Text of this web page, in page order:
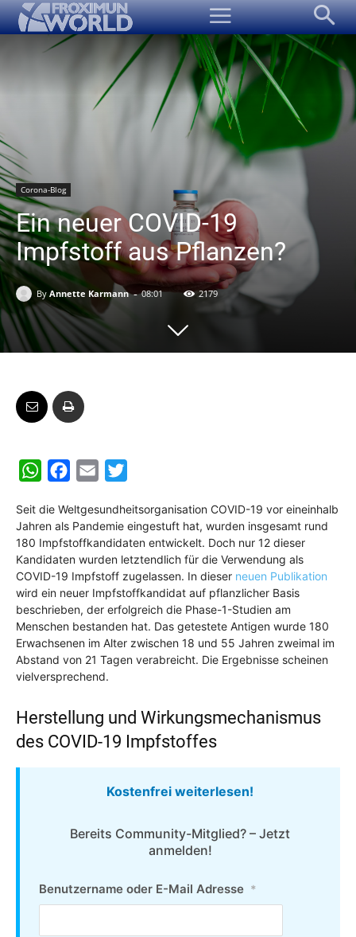
Corona-Blog
Ein neuer COVID-19
Impfstoff aus Pflanzen?
By Annette Karmann - 08:01 2179
W
a
t
s
A
p
p
c
e
b
o
o
k
a
i
l
i
t
t
e
r
Seit die Weltgesundheitsorganisation COVID-19 vor eineinhalb
Jahren als Pandemie eingestuft hat, wurden insgesamt rund
180 Impfstoffkandidaten entwickelt. Doch nur 12 dieser
Kandidaten wurden letztendlich für die Verwendung als
COVID-19 Impfstoff zugelassen. In dieser neuen Publikation
wird ein neuer Impfstoffkandidat auf pflanzlicher Basis
beschrieben, der erfolgreich die Phase-1-Studien am
Menschen bestanden hat. Das getestete Antigen wurde 180
Erwachsenen im Alter zwischen 18 und 55 Jahren zweimal im
Abstand von 21 Tagen verabreicht. Die Ergebnisse scheinen
vielversprechend.
Herstellung und Wirkungsmechanismus
des COVID-19 Impfstoffes
Kostenfrei weiterlesen!
Bereits Community-Mitglied? – Jetzt
anmelden!
Benutzername oder E-Mail Adresse *